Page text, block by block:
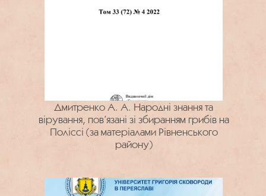
Дмитренко А. А. Народні знання та
вірування, пов’язані зі збиранням грибів на
Поліссі (за матеріалами Рівненського
району)